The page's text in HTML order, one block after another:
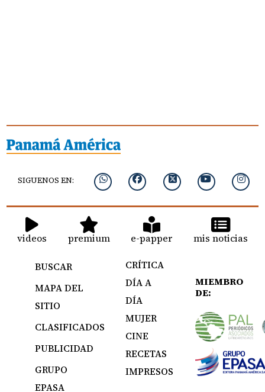
SIGUENOS EN:
videos premium e-papper mis noticias
BUSCAR
MAPA DEL
SITIO
CLASIFICADOS
PUBLICIDAD
GRUPO
EPASA
CRÍTICA
DÍA A
DÍA
MUJER
CINE
RECETAS
IMPRESOS
MIEMBRO
DE: